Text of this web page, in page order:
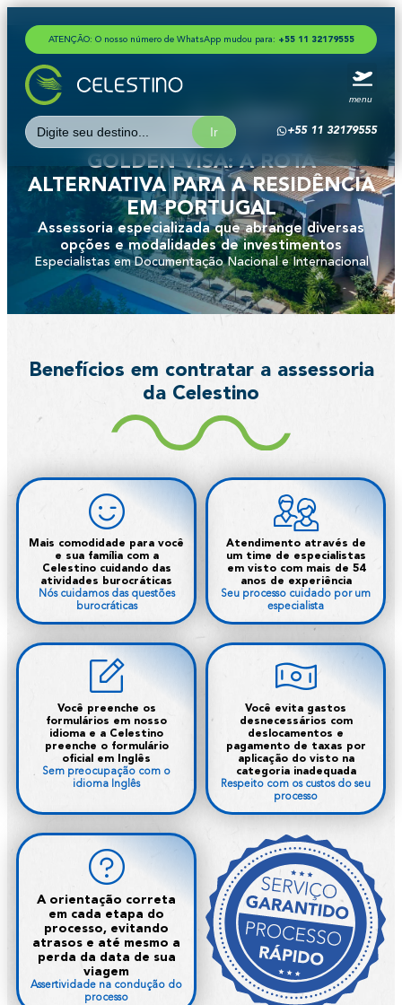
ATENÇÃO: O nosso número de WhatsApp mudou para: + 55 1 1 321 79555
menu
Search
for:
+55 11 32179555
GOLDEN VISA: A ROTA
ALTERNATIVA PARA A RESIDÊNCIA
EM PORTUGAL
Assessoria especializada que abrange diversas
opções e modalidades de investimentos
Especialistas em Documentação Nacional e Internacional
Benefícios em contratar a assessoria
da Celestino
Mais comodidade para você
e sua família com a
Celestino cuidando das
atividades burocráticas
Nós cuidamos das questões
burocráticas
Atendimento através de
um time de especialistas
em visto com mais de 54
anos de experiência
Seu processo cuidado por um
especialista
Você preenche os
formulários em nosso
idioma e a Celestino
preenche o formulário
oficial em Inglês
Sem preocupação com o
idioma Inglês
Você evita gastos
desnecessários com
deslocamentos e
pagamento de taxas por
aplicação do visto na
categoria inadequada
Respeito com os custos do seu
processo
A orientação correta
em cada etapa do
processo, evitando
atrasos e até mesmo a
perda da data de sua
viagem
Assertividade na condução do
processo